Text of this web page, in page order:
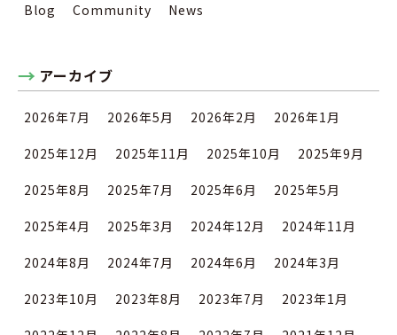
Blog Community News
アーカイブ
2026年7月 2026年5月 2026年2月 2026年1月
2025年12月 2025年11月 2025年10月 2025年9月
2025年8月 2025年7月 2025年6月 2025年5月
2025年4月 2025年3月 2024年12月 2024年11月
2024年8月 2024年7月 2024年6月 2024年3月
2023年10月 2023年8月 2023年7月 2023年1月